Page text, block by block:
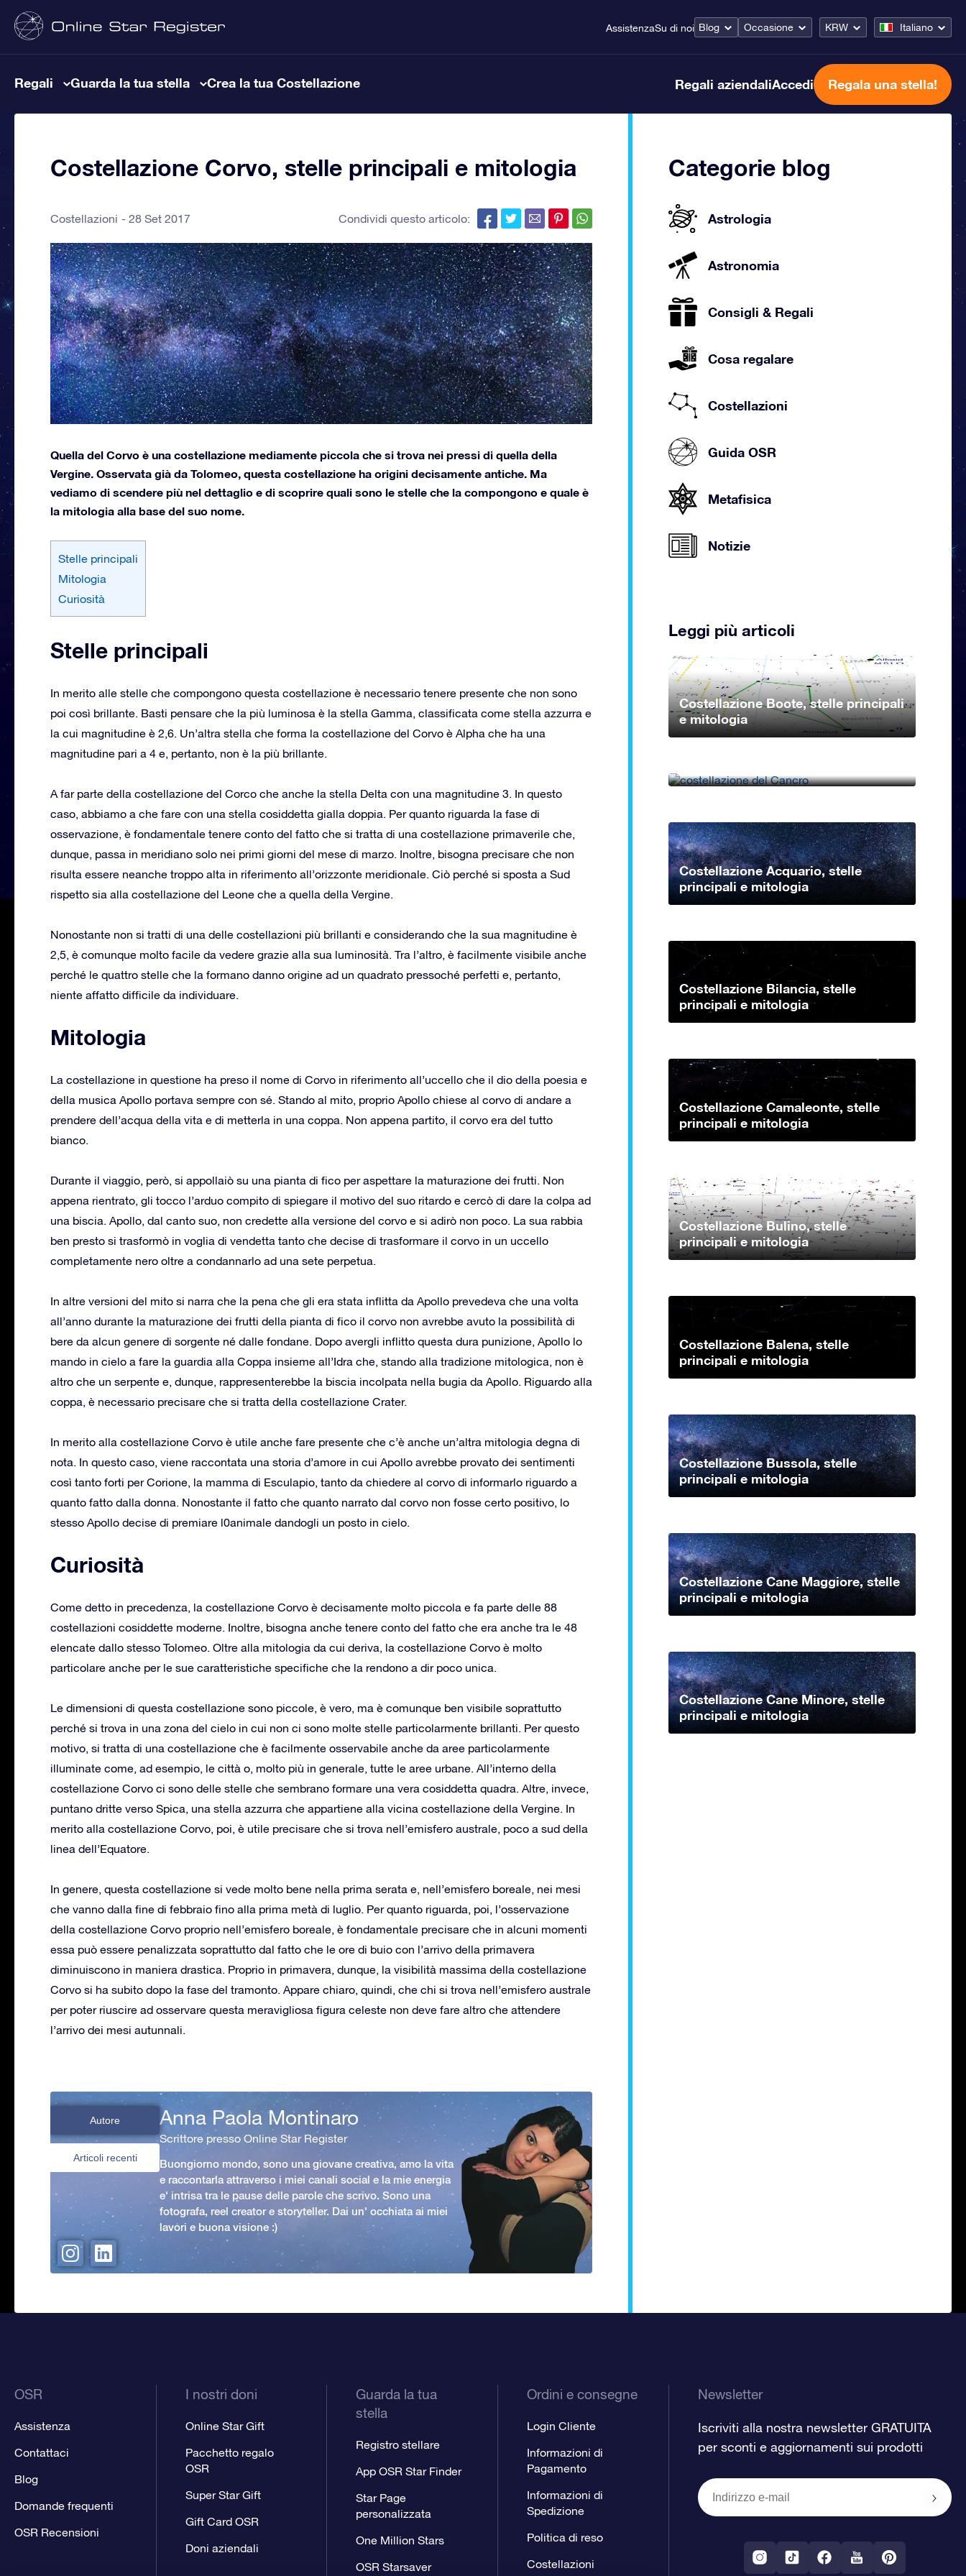
AssistenzaSu di noi Blog Occasione KRW Italiano
Regali Guarda la tua stella Crea la tua Costellazione Regali aziendaliAccedi Regala una stella!
Costellazione Corvo, stelle principali e mitologia
Costellazioni 28 Set 2017 Condividi questo articolo:
Quella del Corvo è una costellazione mediamente piccola che si trova nei pressi di quella della
Vergine. Osservata già da Tolomeo, questa costellazione ha origini decisamente antiche. Ma
vediamo di scendere più nel dettaglio e di scoprire quali sono le stelle che la compongono e quale è
la mitologia alla base del suo nome.
Stelle principali
Mitologia
Curiosità
Stelle principali
In merito alle stelle che compongono questa costellazione è necessario tenere presente che non sono
poi così brillante. Basti pensare che la più luminosa è la stella Gamma, classificata come stella azzurra e
la cui magnitudine è 2,6. Un’altra stella che forma la costellazione del Corvo è Alpha che ha una
magnitudine pari a 4 e, pertanto, non è la più brillante.
A far parte della costellazione del Corco che anche la stella Delta con una magnitudine 3. In questo
caso, abbiamo a che fare con una stella cosiddetta gialla doppia. Per quanto riguarda la fase di
osservazione, è fondamentale tenere conto del fatto che si tratta di una costellazione primaverile che,
dunque, passa in meridiano solo nei primi giorni del mese di marzo. Inoltre, bisogna precisare che non
risulta essere neanche troppo alta in riferimento all’orizzonte meridionale. Ciò perché si sposta a Sud
rispetto sia alla costellazione del Leone che a quella della Vergine.
Nonostante non si tratti di una delle costellazioni più brillanti e considerando che la sua magnitudine è
2,5, è comunque molto facile da vedere grazie alla sua luminosità. Tra l’altro, è facilmente visibile anche
perché le quattro stelle che la formano danno origine ad un quadrato pressoché perfetti e, pertanto,
niente affatto difficile da individuare.
Mitologia
La costellazione in questione ha preso il nome di Corvo in riferimento all’uccello che il dio della poesia e
della musica Apollo portava sempre con sé. Stando al mito, proprio Apollo chiese al corvo di andare a
prendere dell’acqua della vita e di metterla in una coppa. Non appena partito, il corvo era del tutto
bianco.
Durante il viaggio, però, si appollaiò su una pianta di fico per aspettare la maturazione dei frutti. Non
appena rientrato, gli tocco l’arduo compito di spiegare il motivo del suo ritardo e cercò di dare la colpa ad
una biscia. Apollo, dal canto suo, non credette alla versione del corvo e si adirò non poco. La sua rabbia
ben presto si trasformò in voglia di vendetta tanto che decise di trasformare il corvo in un uccello
completamente nero oltre a condannarlo ad una sete perpetua.
In altre versioni del mito si narra che la pena che gli era stata inflitta da Apollo prevedeva che una volta
all’anno durante la maturazione dei frutti della pianta di fico il corvo non avrebbe avuto la possibilità di
bere da alcun genere di sorgente né dalle fondane. Dopo avergli inflitto questa dura punizione, Apollo lo
mando in cielo a fare la guardia alla Coppa insieme all’Idra che, stando alla tradizione mitologica, non è
altro che un serpente e, dunque, rappresenterebbe la biscia incolpata nella bugia da Apollo. Riguardo alla
coppa, è necessario precisare che si tratta della costellazione Crater.
In merito alla costellazione Corvo è utile anche fare presente che c’è anche un’altra mitologia degna di
nota. In questo caso, viene raccontata una storia d’amore in cui Apollo avrebbe provato dei sentimenti
così tanto forti per Corione, la mamma di Esculapio, tanto da chiedere al corvo di informarlo riguardo a
quanto fatto dalla donna. Nonostante il fatto che quanto narrato dal corvo non fosse certo positivo, lo
stesso Apollo decise di premiare l0animale dandogli un posto in cielo.
Curiosità
Come detto in precedenza, la costellazione Corvo è decisamente molto piccola e fa parte delle 88
costellazioni cosiddette moderne. Inoltre, bisogna anche tenere conto del fatto che era anche tra le 48
elencate dallo stesso Tolomeo. Oltre alla mitologia da cui deriva, la costellazione Corvo è molto
particolare anche per le sue caratteristiche specifiche che la rendono a dir poco unica.
Le dimensioni di questa costellazione sono piccole, è vero, ma è comunque ben visibile soprattutto
perché si trova in una zona del cielo in cui non ci sono molte stelle particolarmente brillanti. Per questo
motivo, si tratta di una costellazione che è facilmente osservabile anche da aree particolarmente
illuminate come, ad esempio, le città o, molto più in generale, tutte le aree urbane. All’interno della
costellazione Corvo ci sono delle stelle che sembrano formare una vera cosiddetta quadra. Altre, invece,
puntano dritte verso Spica, una stella azzurra che appartiene alla vicina costellazione della Vergine. In
merito alla costellazione Corvo, poi, è utile precisare che si trova nell’emisfero australe, poco a sud della
linea dell’Equatore.
In genere, questa costellazione si vede molto bene nella prima serata e, nell’emisfero boreale, nei mesi
che vanno dalla fine di febbraio fino alla prima metà di luglio. Per quanto riguarda, poi, l’osservazione
della costellazione Corvo proprio nell’emisfero boreale, è fondamentale precisare che in alcuni momenti
essa può essere penalizzata soprattutto dal fatto che le ore di buio con l’arrivo della primavera
diminuiscono in maniera drastica. Proprio in primavera, dunque, la visibilità massima della costellazione
Corvo si ha subito dopo la fase del tramonto. Appare chiaro, quindi, che chi si trova nell’emisfero australe
per poter riuscire ad osservare questa meravigliosa figura celeste non deve fare altro che attendere
l’arrivo dei mesi autunnali.
Autore
Articoli recenti
Anna Paola Montinaro
Scrittore presso Online Star Register
Buongiorno mondo, sono una giovane creativa, amo la vita
e raccontarla attraverso i miei canali social e la mie energia
e' intrisa tra le pause delle parole che scrivo. Sono una
fotografa, reel creator e storyteller. Dai un' occhiata ai miei
lavori e buona visione :)
Categorie blog
Astrologia
Astronomia
Consigli & Regali
Cosa regalare
Costellazioni
Guida OSR
Metafisica
Notizie
Leggi più articoli
Costellazione Boote, stelle principali
e mitologia
Costellazione Acquario, stelle
principali e mitologia
Costellazione Bilancia, stelle
principali e mitologia
Costellazione Camaleonte, stelle
principali e mitologia
Costellazione Bulino, stelle
principali e mitologia
Costellazione Balena, stelle
principali e mitologia
Costellazione Bussola, stelle
principali e mitologia
Costellazione Cane Maggiore, stelle
principali e mitologia
Costellazione Cane Minore, stelle
principali e mitologia
OSR
Assistenza
Contattaci
Blog
Domande frequenti
OSR Recensioni
I nostri doni
Online Star Gift
Pacchetto regalo
OSR
Super Star Gift
Gift Card OSR
Doni aziendali
Guarda la tua
stella
Registro stellare
App OSR Star Finder
Star Page
personalizzata
One Million Stars
OSR Starsaver
Ordini e consegne
Login Cliente
Informazioni di
Pagamento
Informazioni di
Spedizione
Politica di reso
Costellazioni
Newsletter
Iscriviti alla nostra newsletter GRATUITA
per sconti e aggiornamenti sui prodotti